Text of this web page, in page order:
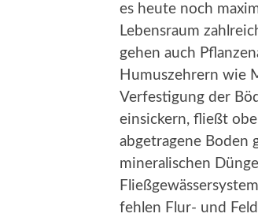
es heute noch
Lebensraum
gehen auch
Humuszehrern wie
Verfestigung der
einsickern, fließt
abgetragene Boden
mineralischen
fehlen Flur- und